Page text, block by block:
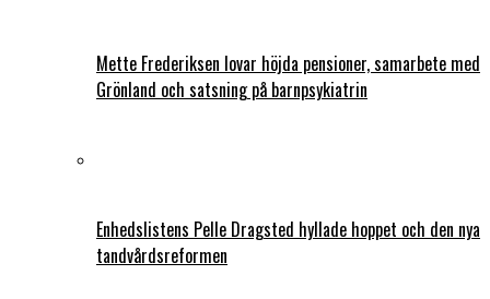
Mette Frederiksen lovar höjda pensioner, samarbete med
Grönland och satsning på barnpsykiatrin
Enhedslistens Pelle Dragsted hyllade hoppet och den nya
tandvårdsreformen